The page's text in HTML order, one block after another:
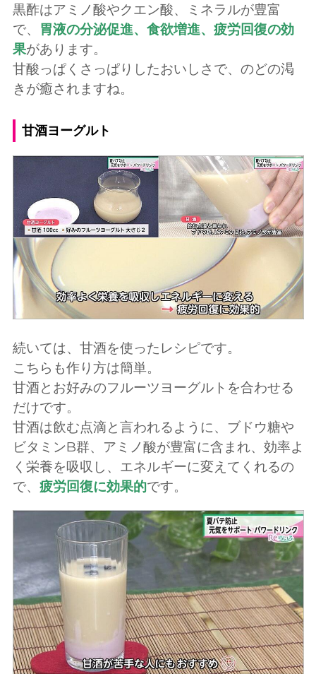
黒酢はアミノ酸やクエン酸、ミネラルが豊富
で、
胃液の分泌促進、食欲増進、疲労回復の効
果があります。
甘酸っぱくさっぱりしたおいしさで、のどの渇
きが癒されますね。
甘酒ヨーグルト
続いては、甘酒を使ったレシピです。
こちらも作り方は簡単。
甘酒とお好みのフルーツヨーグルトを合わせる
だけです。
甘酒は飲む点滴と言われるように、ブドウ糖や
ビタミンB群、アミノ酸が豊富に含まれ、効率よ
く栄養を吸収し、エネルギーに変えてくれるの
で、 疲労回復に効果的です。